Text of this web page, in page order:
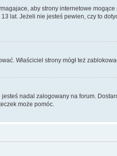
aby strony internetowe
Jeżeli nie jesteś pewien, czy to
Właściciel strony mógł też
nadal zalogowany na forum.
może pomóc.